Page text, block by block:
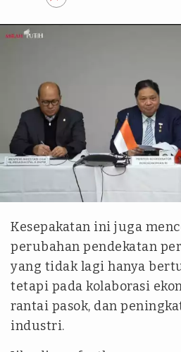
Abdul Gani Siregar
Kesepakatan ini juga
perubahan pendekatan
yang tidak lagi hanya
tetapi pada kolaborasi
rantai pasok, dan
industri.